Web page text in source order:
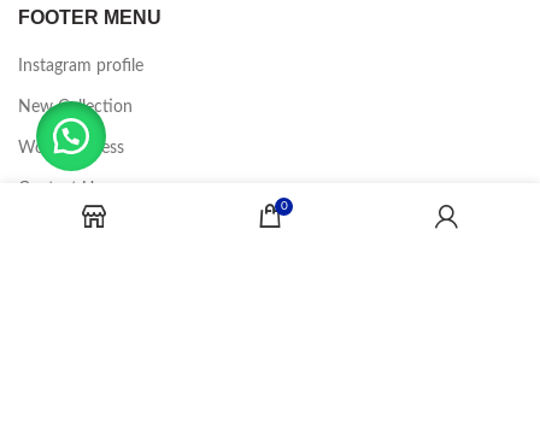
FOOTER MENU
Instagram profile
New Collection
Woman Dress
Contact Us
Latest News
0